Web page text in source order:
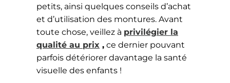
petits, ainsi quelques conseils d’achat
et d’utilisation des montures. Avant
toute chose, veillez à privilégier la
qualité au prix , ce dernier pouvant
parfois détériorer davantage la santé
visuelle des enfants !